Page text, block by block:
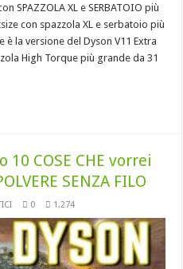
SPAZZOLA XL e SERBATOIO più
con spazzola XL e serbatoio più
è la versione del Dyson V11 Extra
High Torque più grande da 31
10 COSE CHE vorrei
SENZA FILO
0 1,274